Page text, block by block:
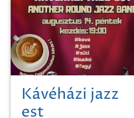
Kávéházi jazz
est